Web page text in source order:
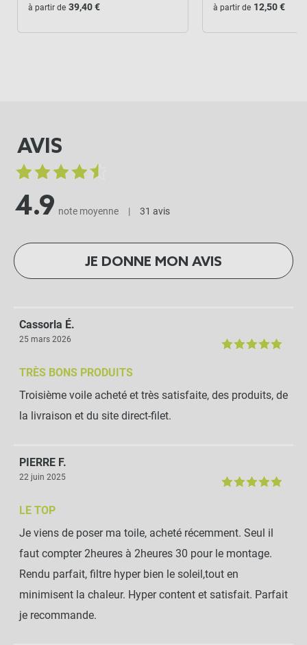
à partir de 39,40 € à partir de 12,50 €
AVIS
4.9 note moyenne | 31 avis
JE DONNE MON AVIS
Cassorla É.
25 mars 2026
TRÈS BONS PRODUITS
Troisième voile acheté et très satisfaite, des produits, de
la livraison et du site direct-filet.
PIERRE F.
22 juin 2025
LE TOP
Je viens de poser ma toile, acheté récemment. Seul il
faut compter 2heures à 2heures 30 pour le montage.
Rendu parfait, filtre hyper bien le soleil,tout en
minimisent la chaleur. Hyper content et satisfait. Parfait
je recommande.